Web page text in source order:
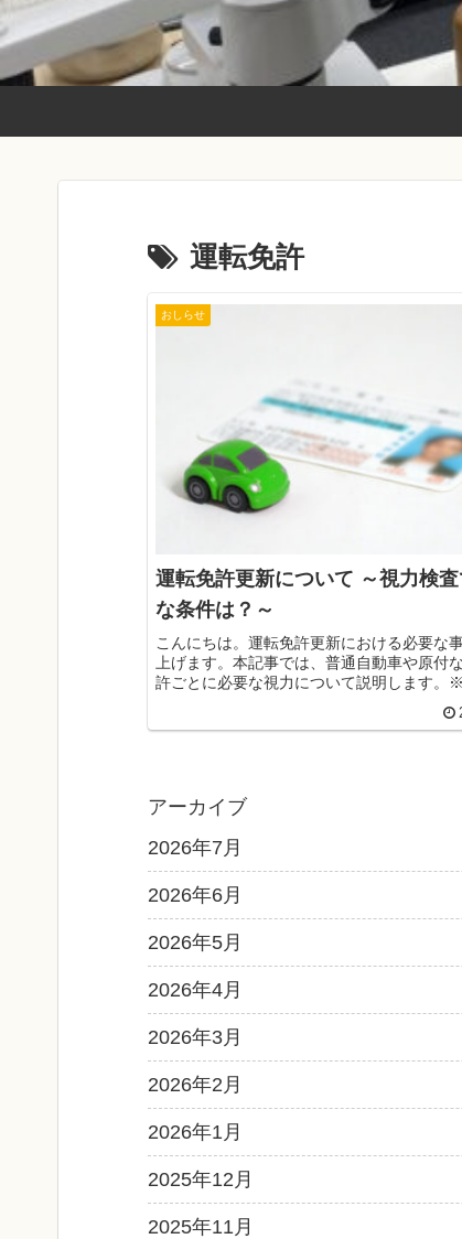
運転免許
おしらせ
運転免許更新について ～視力検
な条件は？～
こんにちは。運転免許更新における必要な
上げます。本記事では、普通自動車や原付
許ごとに必要な視力について説明します。※
合格基準」から抜粋しております。免許更
アーカイブ
2026年7月
2026年6月
2026年5月
2026年4月
2026年3月
2026年2月
2026年1月
2025年12月
2025年11月